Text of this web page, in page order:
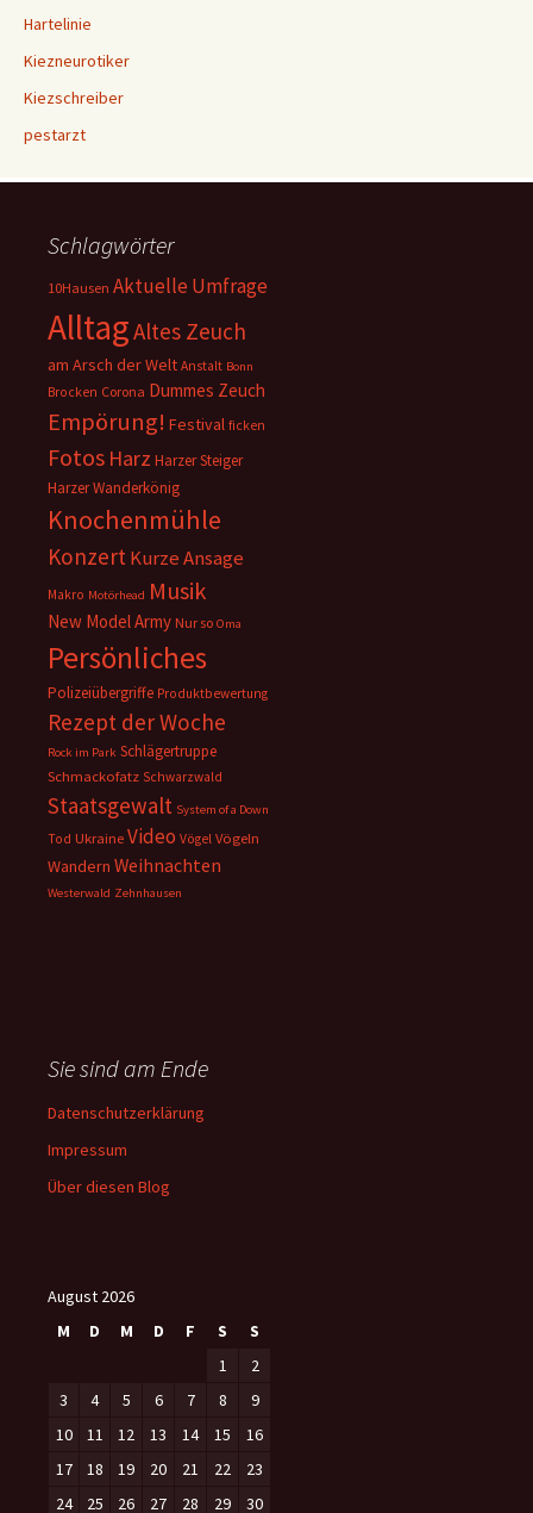
Hartelinie
Kiezneurotiker
Kiezschreiber
pestarzt
Schlagwörter
10Hausen Aktuelle Umfrage
AlltagAltes Zeuch
am Arsch der Welt Anstalt Bonn
Brocken Corona Dummes Zeuch
Empörung! Festival ficken
Fotos Harz Harzer Steiger
Harzer Wanderkönig
Knochenmühle
KonzertKurze Ansage
Makro Motörhead Musik
New Model Army Nur so Oma
Persönliches
Polizeiübergriffe Produktbewertung
Rezept der Woche
Rock im Park Schlägertruppe
Schmackofatz Schwarzwald
Staatsgewalt System of a Down
Tod Ukraine Video Vögel Vögeln
Wandern Weihnachten
Westerwald Zehnhausen
Sie sind am Ende
Datenschutzerklärung
Impressum
Über diesen Blog
August 2026
M
D M D F S
S
1
2
3
4 5 6 7 8
9
10
11 12 13 14 15
16
17
18 19 20 21 22
23
24
25 26 27 28 29 30